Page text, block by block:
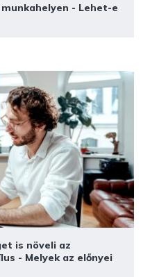
- Lehet-e
is növeli az
- Melyek az előnyei